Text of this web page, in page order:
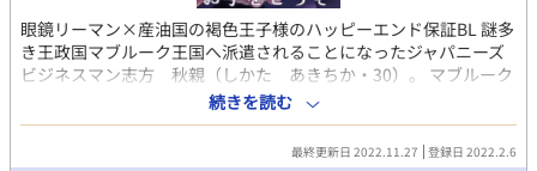
眼鏡リーマン×産油国の褐色王子様のハッピーエンド保証BL 謎多
き王政国マブルーク王国へ派遣されることになったジャパニーズ
ビジネスマン志方 秋親（しかた あきちか・30）。 マブルーク
王国第七王子アズハル・アール・ナクトゥーム・アル＝ツァラー
スィー（24）の同性愛者公表と離婚報道を頭の片隅に置きながら
降り立った異国で、志方は平凡平穏な日本での生活では想像もし
なかったような渦中に巻き込まれていく――。 ※この物語はフィ
続きを読む
最終更新日 2022.11.27 登録日 2022.2.6